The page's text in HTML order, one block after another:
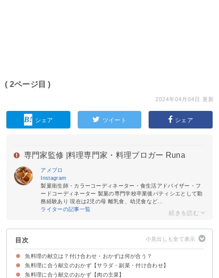
( 2ページ目 )
2024年04月04日 更新
シェア ツイート シェア
専門家監修 | 料理専門家・料理ブロガー Runa
アメブロ
Instagram
製菓衛生師・カラーコーディネーター・食生活アドバイザー・フ
ードコーディネーター 製菓の専門学校卒業後パティシエとして勤
務経験あり 現在は2児の母 離乳食、幼児食など...
ライターの記事一覧
目次
魚料理の献立は？付け合わせ・おかずは何が合う？
魚料理に合う献立のおかず【サラダ・副菜・付け合わせ】
①シーフードサラダ
②ブロッコリーと卵のサラダ
③豚肉とキャベツのお浸し
④青菜のお浸し
⑤茶碗蒸し
⑥しば漬け入りの卵焼き
⑦きんぴらごぼう
⑧色どりのよいカレーきんぴら
魚料理に合う献立のおかず【肉の主菜】